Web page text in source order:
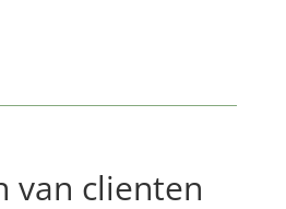
van clienten